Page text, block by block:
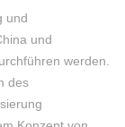
und
und
werden.
des